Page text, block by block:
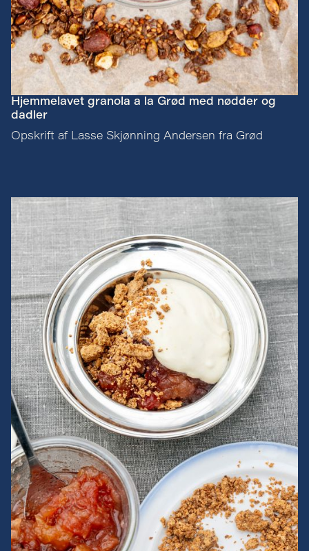
Hjemmelavet granola a la Grød med nødder og
dadler
Opskrift af Lasse Skjønning Andersen fra Grød